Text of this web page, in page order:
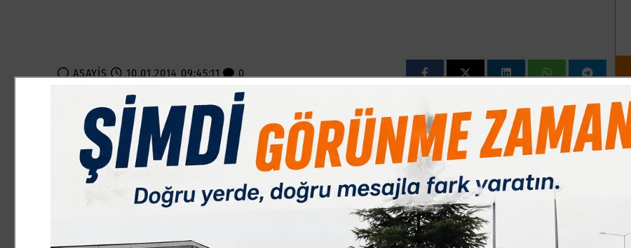
ASAYİŞ 10.01.2014 09:45:11 0
Paylas Paylas Paylas
Edinilen bilgiye göre kaza, geçtiğimiz Çarşamba akşamı saat 17.30 sıralarında Hamidiye Mahallesi’nde meydana geldi. Park
Caddesi üzerinde Hükümet Kavşağı istikametine gitmekte olan 40 yaşındaki Sebahattin Yıldız kontrolündeki elektrikli
motosiklet, Hükümet Kavşağı’ndan gelerek Park Caddesi üzerinde bulunan Hacı Molla Sokak’a dönmekte olan 22 yaşındaki
Mustafa Tokgöz kontrolündeki 06 TCH 65 plakalı özel otomobile yandan çarptı. Çarpmanın şiddeti ile elektrikli motosiklet
sürücüsü Sebahattin Yıldız ve arkasında oturan 18 yaşındaki Sezai Arslan araç üzerinden düşerek yaralandılar. Yaralılar ihbar
üzerine olay yerine gelen 112 Acil Servis ambulansında görevli sağlık ekiplerinin ilk müdahalelerinin ardından İnegöl Devlet
Hastanesi Acil servis bölümüne kaldırılarak tedavi altına alındılar. Hastanede yapılan kontrollerin ardından yaralıların